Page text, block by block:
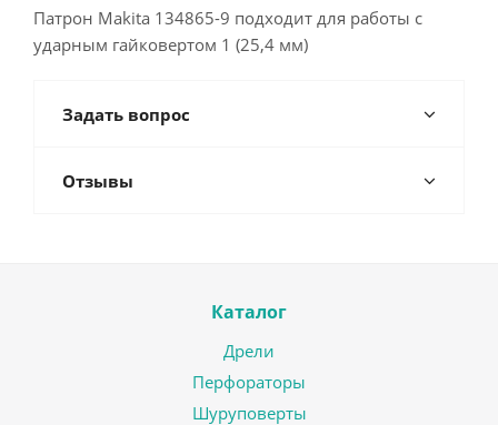
Патрон Makita 134865-9 подходит для работы с
ударным гайковертом 1 (25,4 мм)
Задать вопрос
Отзывы
Каталог
Дрели
Перфораторы
Шуруповерты